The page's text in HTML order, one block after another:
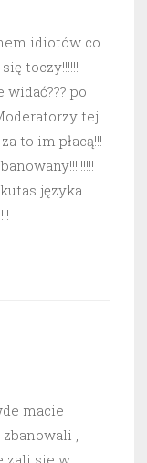
idiotów co
toczy!!!!!!
po
tej
to im płacą!!!
języka
macie
,